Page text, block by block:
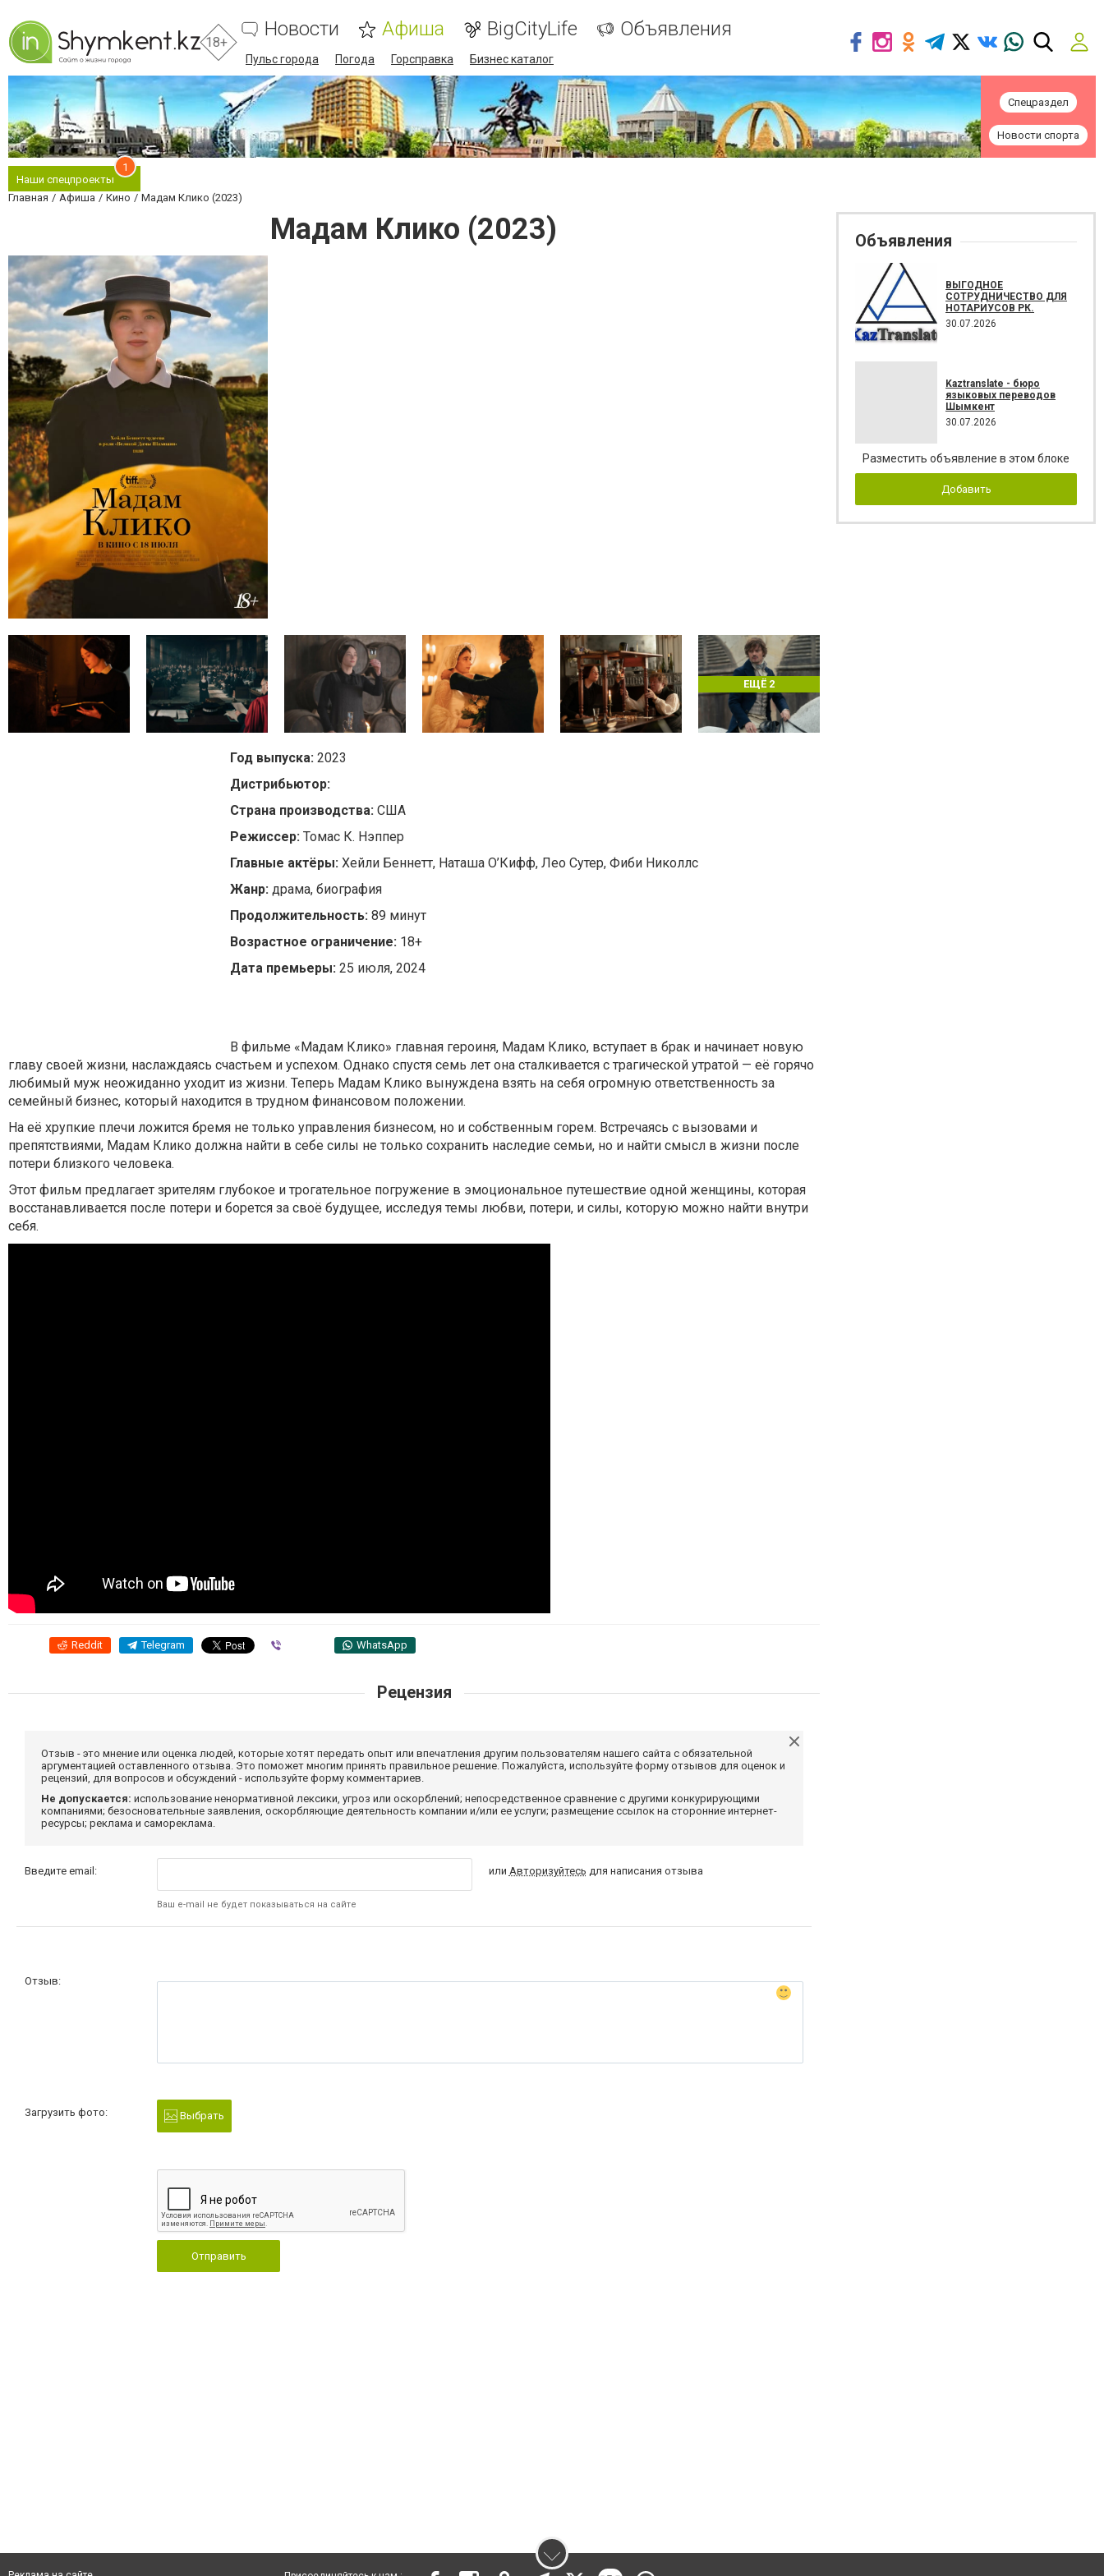
18+
Новости Афиша BigCityLife Объявления
Пульс города Погода Горсправка Бизнес каталог
Спецраздел
Новости спорта
Наши спецпроекты
1
Главная Афиша Кино Мадам Клико (2023)
Мадам Клико (2023)
ЕЩЁ 2
Год выпуска: 2023
Дистрибьютор:
Страна производства: США
Режиссер: Томас К. Нэппер
Главные актёры: Хейли Беннетт, Наташа О’Кифф, Лео Сутер, Фиби Николлс
Жанр: драма, биография
Продолжительность: 89 минут
Возрастное ограничение: 18+
Дата премьеры: 25 июля, 2024
В фильме «Мадам Клико» главная героиня, Мадам Клико, вступает в брак и начинает новую
главу своей жизни, наслаждаясь счастьем и успехом. Однако спустя семь лет она сталкивается с трагической утратой — её горячо
любимый муж неожиданно уходит из жизни. Теперь Мадам Клико вынуждена взять на себя огромную ответственность за
семейный бизнес, который находится в трудном финансовом положении.
На её хрупкие плечи ложится бремя не только управления бизнесом, но и собственным горем. Встречаясь с вызовами и
препятствиями, Мадам Клико должна найти в себе силы не только сохранить наследие семьи, но и найти смысл в жизни после
потери близкого человека.
Этот фильм предлагает зрителям глубокое и трогательное погружение в эмоциональное путешествие одной женщины, которая
восстанавливается после потери и борется за своё будущее, исследуя темы любви, потери, и силы, которую можно найти внутри
себя.
Reddit Telegram WhatsApp
Рецензия
Отзыв - это мнение или оценка людей, которые хотят передать опыт или впечатления другим пользователям нашего сайта с обязательной
аргументацией оставленного отзыва. Это поможет многим принять правильное решение. Пожалуйста, используйте форму отзывов для оценок и
рецензий, для вопросов и обсуждений - используйте форму комментариев.
Не допускается: использование ненормативной лексики, угроз или оскорблений; непосредственное сравнение с другими конкурирующими
компаниями; безосновательные заявления, оскорбляющие деятельность компании и/или ее услуги; размещение ссылок на сторонние интернет-
ресурсы; реклама и самореклама.
Введите email:
Ваш e-mail не будет показываться на сайте
или Авторизуйтесь для написания отзыва
Отзыв:
Загрузить фото: Выбрать
Отправить
Объявления
ВЫГОДНОЕ
СОТРУДНИЧЕСТВО ДЛЯ
НОТАРИУСОВ РК.
30.07.2026
Kaztranslate - бюро
языковых переводов
Шымкент
30.07.2026
Разместить объявление в этом блоке
Добавить